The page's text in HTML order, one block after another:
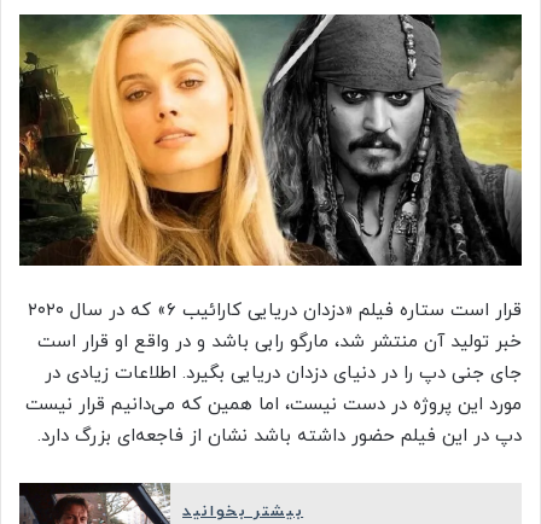
قرار است ستاره فیلم «دزدان دریایی کارائیب ۶» که در سال ۲۰۲۰
خبر تولید آن منتشر شد، مارگو رابی باشد و در واقع او قرار است
جای جنی دپ را در دنیای دزدان دریایی بگیرد. اطلاعات زیادی در
مورد این پروژه در دست نیست، اما همین که می‌دانیم قرار نیست
دپ در این فیلم حضور داشته باشد نشان از فاجعه‌ای بزرگ دارد.
بیشتر بخوانید